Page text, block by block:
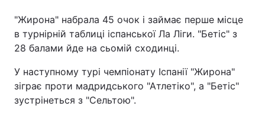
"Жирона" набрала 45 очок і займає перше місце
в турнірній таблиці іспанської Ла Ліги. "Бетіс" з
28 балами йде на сьомій сходинці.
У наступному турі чемпіонату Іспанії "Жирона"
зіграє проти мадридського "Атлетіко", а "Бетіс"
зустрінеться з "Сельтою".